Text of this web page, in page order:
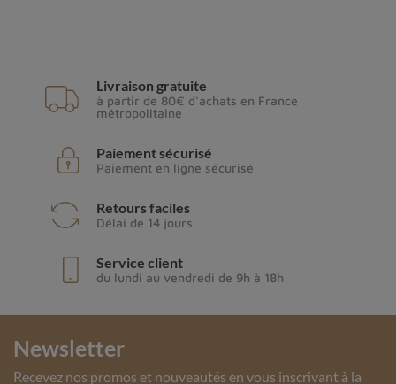
Livraison gratuite
à partir de 80€ d'achats en France
métropolitaine
Paiement sécurisé
Paiement en ligne sécurisé
Retours faciles
Délai de 14 jours
Service client
du lundi au vendredi de 9h à 18h
Newsletter
Recevez nos promos et nouveautés en vous inscrivant à la